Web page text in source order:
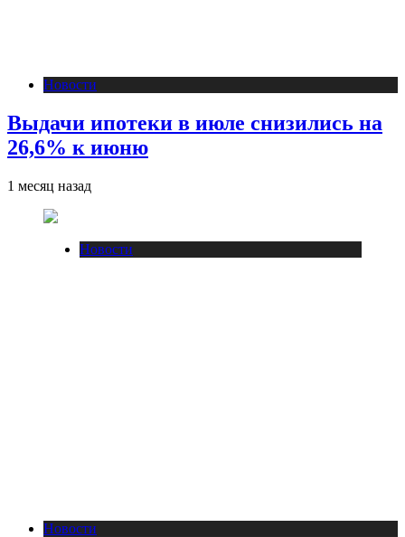
Новости
Выдачи ипотеки в июле снизились на
26,6% к июню
1 месяц назад
Новости
Новости